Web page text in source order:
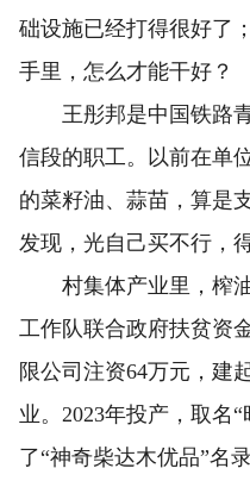
础设施已经打得很好了
手里，怎么才能干好？
王彤邦是中国铁路青
信段的职工。以前在单
的菜籽油、蒜苗，算是
发现，光自己买不行，
村集体产业里，榨油
工作队联合政府扶贫资
限公司注资64万元，建
业。2023年投产，取名
了“神奇柴达木优品”名录